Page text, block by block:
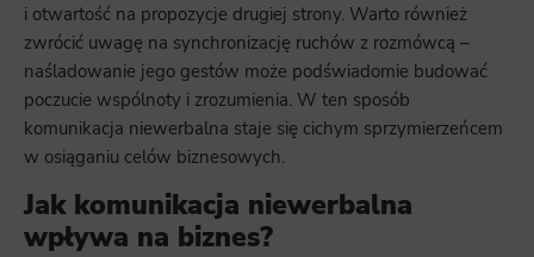
i otwartość na propozycje drugiej strony. Warto również
zwrócić uwagę na synchronizację ruchów z rozmówcą –
naśladowanie jego gestów może podświadomie budować
poczucie wspólnoty i zrozumienia. W ten sposób
komunikacja niewerbalna staje się cichym sprzymierzeńcem
w osiąganiu celów biznesowych.
Jak komunikacja niewerbalna
wpływa na biznes?